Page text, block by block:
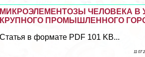
МИКРОЭЛЕМЕНТОЗЫ ЧЕЛОВЕКА В
КРУПНОГО ПРОМЫШЛЕННОГО
Статья в формате PDF 101 KB...
11 07